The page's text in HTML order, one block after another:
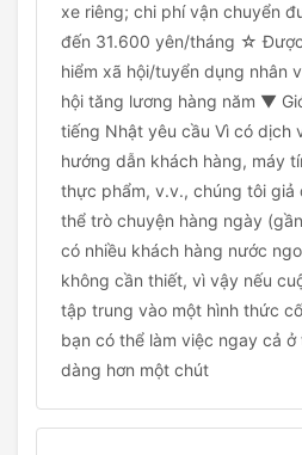
xe riêng; chi phí vận chuyển
đến 31.600 yên/tháng ☆
hiểm xã hội/tuyển dụng nhân
hội tăng lương hàng năm ▼
tiếng Nhật yêu cầu Vì có dịch
hướng dẫn khách hàng, máy
thực phẩm, v.v., chúng tôi giả
thể trò chuyện hàng ngày
có nhiều khách hàng nước
không cần thiết, vì vậy nếu
tập trung vào một hình thức
bạn có thể làm việc ngay cả
dàng hơn một chút